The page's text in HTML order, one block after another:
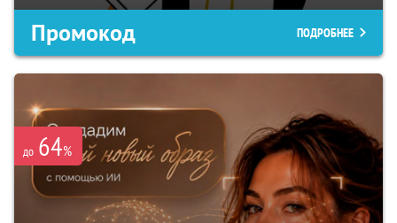
Промокод ПОДРОБНЕЕ
до 64%